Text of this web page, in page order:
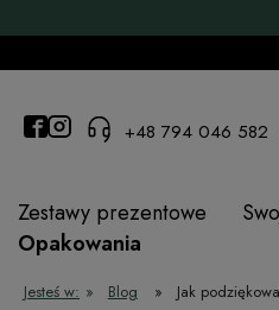
+48 794 046 582
Zestawy prezentowe
Opakowania
Jesteś w: » Blog » Jak